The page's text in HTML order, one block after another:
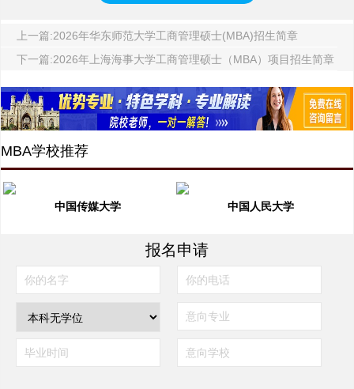
上一篇:2026年华东师范大学工商管理硕士(MBA)招生简章
下一篇:2026年上海海事大学工商管理硕士（MBA）项目招生简章
MBA学校推荐
中国传媒大学 中国人民大学
报名申请